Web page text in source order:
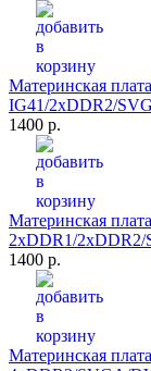
Материнская
IG41/2xDDR2/
1400 р.
Материнская
2xDDR1/
1400 р.
Материнская